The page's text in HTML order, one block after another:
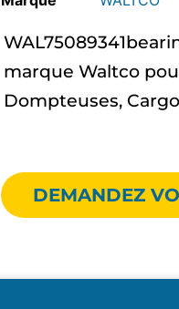
marque Waltco
Dompteuses,
DEMANDEZ